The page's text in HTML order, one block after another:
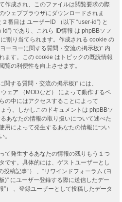
作成され、このファイルは閲覧要求の際
ウェブブラウザにダウンロードされま
番目は ユーザーID （以下 “user-id”) と
であり、これら ID情報 は phpBBソフ
割り当てられます。作成される cookie の
ーヨーに関する質問・交流の掲示板)” 内
ます。この cookie はトピックの既読情報
覧の利便性を向上させます。
する質問・交流の掲示板)” には、
ェア （MODなど） によって動作するペ
の中にはアクセスすることによって
う。しかしこのドキュメントは phpBBソ
あなたの情報の取り扱いについて述べた
用によって発生するあなたの情報につい
。
て発生するあなたの情報の残りもう１つ
です。具体的には、ゲストユーザーとし
稿記事”） 、“リワインドフォーラム (ヨ
)” にユーザー登録する際に送信したデー
”） 、登録ユーザーとして投稿したデータ